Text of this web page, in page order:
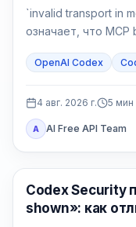
`invalid transport in
означает, что
отдельно
OpenAI Codex
4 авг. 2026 г. 5 мин
A AI Free API Team
OpenAI Codex
Codex Security
shown»: как